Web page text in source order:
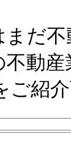
まだ
不動
ご紹